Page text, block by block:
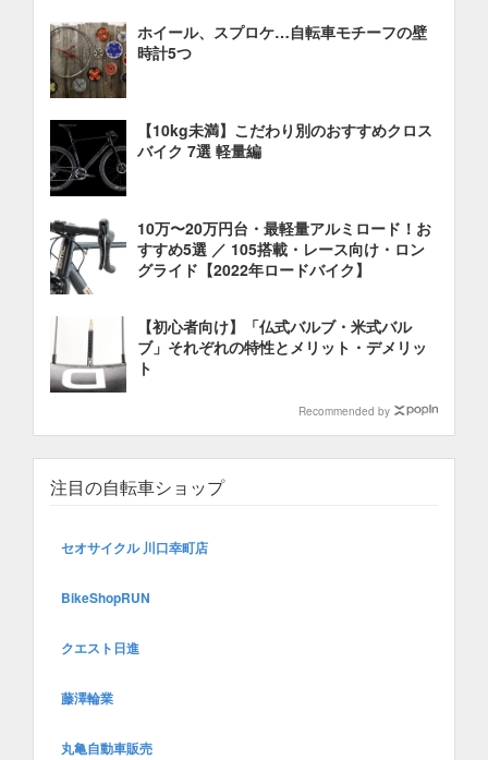
ホイール、スプロケ…自転車モチーフの壁
時計5つ
【10kg未満】こだわり別のおすすめクロス
バイク 7選 軽量編
10万〜20万円台・最軽量アルミロード！お
すすめ5選 ／ 105搭載・レース向け・ロン
グライド【2022年ロードバイク】
【初心者向け】「仏式バルブ・米式バル
ブ」それぞれの特性とメリット・デメリッ
ト
Recommended by
注目の自転車ショップ
セオサイクル 川口幸町店
BikeShopRUN
クエスト日進
藤澤輪業
丸亀自動車販売